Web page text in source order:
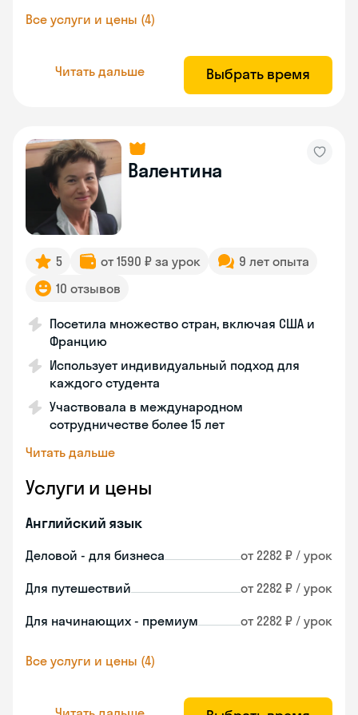
Все услуги и цены (4)
Читать дальше Выбрать время
Валентина
5 от 1590 ₽ за урок
9 лет опыта
10 отзывов
Посетила множество стран, включая США и
Францию
Использует индивидуальный подход для
каждого студента
Участвовала в международном
сотрудничестве более 15 лет
Читать дальше
Услуги и цены
Английский язык
Деловой - для бизнеса от 2282 ₽ / урок
Для путешествий от 2282 ₽ / урок
Для начинающих - премиум от 2282 ₽ / урок
Все услуги и цены (4)